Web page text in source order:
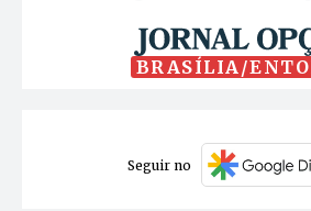
BRASÍLIA/
Seguir no